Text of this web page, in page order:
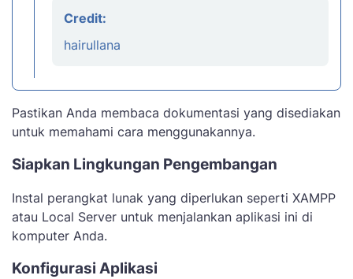
Credit:
hairullana
Pastikan Anda membaca dokumentasi yang disediakan
untuk memahami cara menggunakannya.
Siapkan Lingkungan Pengembangan
Instal perangkat lunak yang diperlukan seperti XAMPP
atau Local Server untuk menjalankan aplikasi ini di
komputer Anda.
Konfigurasi Aplikasi